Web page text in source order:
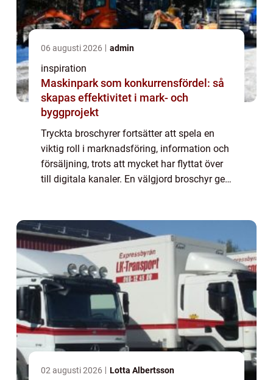
06 augusti 2026 admin
inspiration
Maskinpark som konkurrensfördel: så
skapas effektivitet i mark- och
byggprojekt
Tryckta broschyrer fortsätter att spela en
viktig roll i marknadsföring, information och
försäljning, trots att mycket har flyttat över
till digitala kanaler. En välgjord broschyr ger
02 augusti 2026 Lotta Albertsson